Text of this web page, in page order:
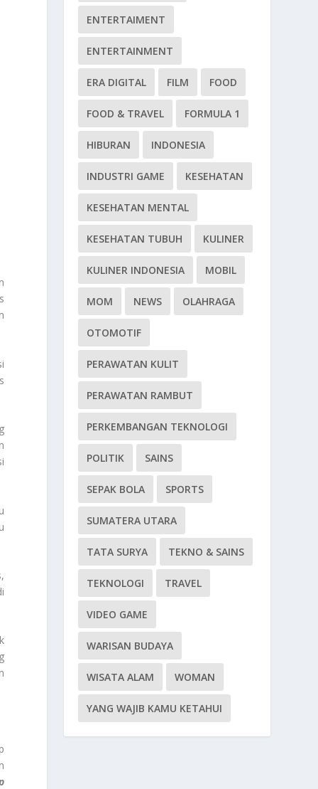
ENTERTAIMENT
ENTERTAINMENT
ERA DIGITAL FILM FOOD
FOOD & TRAVEL FORMULA 1
HIBURAN INDONESIA
INDUSTRI GAME KESEHATAN
KESEHATAN MENTAL
KESEHATAN TUBUH KULINER
KULINER INDONESIA MOBIL
MOM NEWS OLAHRAGA
OTOMOTIF
PERAWATAN KULIT
PERAWATAN RAMBUT
PERKEMBANGAN TEKNOLOGI
POLITIK SAINS
SEPAK BOLA SPORTS
SUMATERA UTARA
TATA SURYA TEKNO & SAINS
TEKNOLOGI TRAVEL
VIDEO GAME
WARISAN BUDAYA
WISATA ALAM WOMAN
YANG WAJIB KAMU KETAHUI